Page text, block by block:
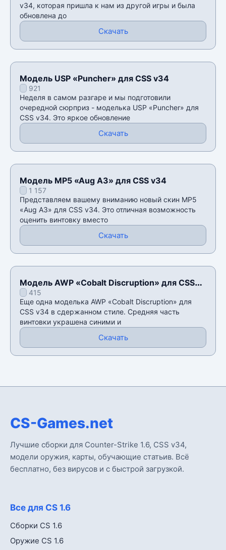
v34, которая пришла к нам из другой игры и была
обновлена до
Скачать
Модель USP «Puncher» для CSS v34
921
Неделя в самом разгаре и мы подготовили
очередной сюрприз - моделька USP «Puncher» для
CSS v34. Это яркое обновление
Скачать
Модель MP5 «Aug A3» для CSS v34
1 157
Представляем вашему вниманию новый скин MP5
«Aug A3» для CSS v34. Это отличная возможность
оценить винтовку вместо
Скачать
Модель AWP «Cobalt Discruption» для CSS
v34415
Еще одна моделька AWP «Cobalt Discruption» для
CSS v34 в сдержанном стиле. Средняя часть
винтовки украшена синими и
Скачать
CS-Games.net
Лучшие сборки для Counter-Strike 1.6, CSS v34,
модели оружия, карты, обучающие статьив. Всё
бесплатно, без вирусов и с быстрой загрузкой.
Все для CS 1.6
Сборки CS 1.6
Оружие CS 1.6